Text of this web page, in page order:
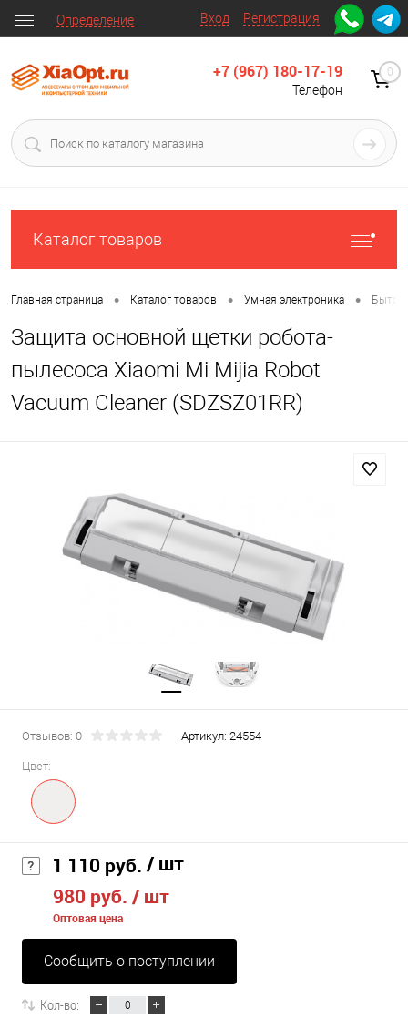
Вход Регистрация
Определение
+7 (967) 180-17-19
Телефон
0
Каталог товаров
Главная страница • Каталог товаров • Умная электроника •
Защита основной щетки робота-
пылесоса Xiaomi Mi Mijia Robot
Vacuum Cleaner (SDZSZ01RR)
Отзывов: 0 Артикул: 24554
Цвет:
1 110 руб. / шт
980 руб. / шт
Оптовая цена
Сообщить о поступлении
Кол-во: